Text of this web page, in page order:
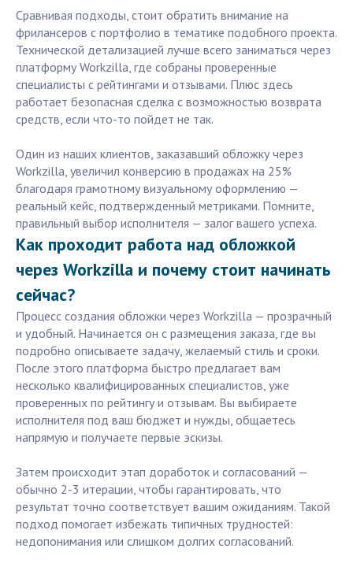
Сравнивая подходы, стоит обратить внимание на
фрилансеров с портфолио в тематике подобного проекта.
Технической детализацией лучше всего заниматься через
платформу Workzilla, где собраны проверенные
специалисты с рейтингами и отзывами. Плюс здесь
работает безопасная сделка с возможностью возврата
средств, если что-то пойдет не так.
Один из наших клиентов, заказавший обложку через
Workzilla, увеличил конверсию в продажах на 25%
благодаря грамотному визуальному оформлению —
реальный кейс, подтвержденный метриками. Помните,
правильный выбор исполнителя — залог вашего успеха.
Как проходит работа над обложкой
через Workzilla и почему стоит начинать
сейчас?
Процесс создания обложки через Workzilla — прозрачный
и удобный. Начинается он с размещения заказа, где вы
подробно описываете задачу, желаемый стиль и сроки.
После этого платформа быстро предлагает вам
несколько квалифицированных специалистов, уже
проверенных по рейтингу и отзывам. Вы выбираете
исполнителя под ваш бюджет и нужды, общаетесь
напрямую и получаете первые эскизы.
Затем происходит этап доработок и согласований —
обычно 2-3 итерации, чтобы гарантировать, что
результат точно соответствует вашим ожиданиям. Такой
подход помогает избежать типичных трудностей:
недопонимания или слишком долгих согласований.